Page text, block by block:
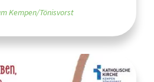
Kempen/Tönisvorst